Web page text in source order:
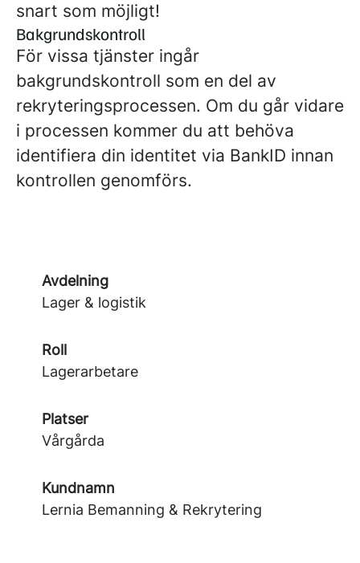
snart som möjligt!
Bakgrundskontroll
För vissa tjänster ingår
bakgrundskontroll som en del av
rekryteringsprocessen. Om du går vidare
i processen kommer du att behöva
identifiera din identitet via BankID innan
kontrollen genomförs.
Avdelning
Lager & logistik
Roll
Lagerarbetare
Platser
Vårgårda
Kundnamn
Lernia Bemanning & Rekrytering